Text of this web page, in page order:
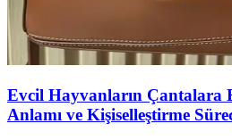
Evcil Hayvanların Çantalara
Anlamı ve Kişiselleştirme